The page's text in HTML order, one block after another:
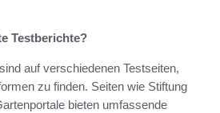
Testberichte?
auf verschiedenen Testseiten,
zu finden. Seiten wie Stiftung
bieten umfassende